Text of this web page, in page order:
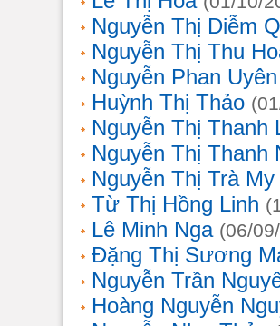
Nguyễn Thị Diễm
Nguyễn Thị Thu
Nguyễn Phan
Huỳnh Thị Thảo
Nguyễn Thị Thanh
Nguyễn Thị Thanh
Nguyễn Thị Trà My
Từ Thị Hồng Linh
Lê Minh Nga (06/
Đặng Thị Sương
Nguyễn Trần
Hoàng Nguyễn